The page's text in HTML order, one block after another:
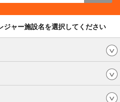
ャー施設名を選択してください